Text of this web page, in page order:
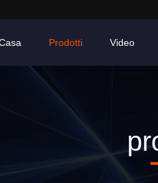
Prodotti Video